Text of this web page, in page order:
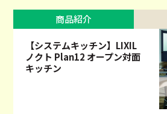
商品紹介
【システムキッチン】LIXIL
ノクト Plan12 オープン対面
キッチン